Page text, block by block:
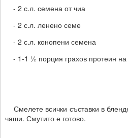
- 2 с.л. семена от чиа
- 2 с.л. ленено семе
- 2 с.л. конопени семена
- 1-1 ½ порция грахов протеин на
Смелете всички съставки в
чаши. Смутито е готово.